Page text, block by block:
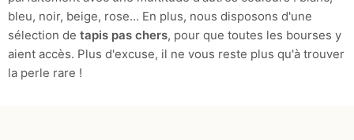
bleu, noir, beige, rose… En plus, nous disposons d'une
sélection de tapis pas chers, pour que toutes les bourses y
aient accès. Plus d'excuse, il ne vous reste plus qu'à trouver
la perle rare !